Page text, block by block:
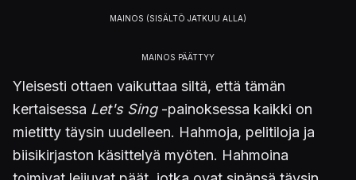
Yleisesti ottaen vaikuttaa siltä, että tämän
kertaisessa Let's Sing-painoksessa kaikki on
mietitty täysin uudelleen. Hahmoja, pelitiloja ja
biisikirjaston käsittelyä myöten. Hahmoina